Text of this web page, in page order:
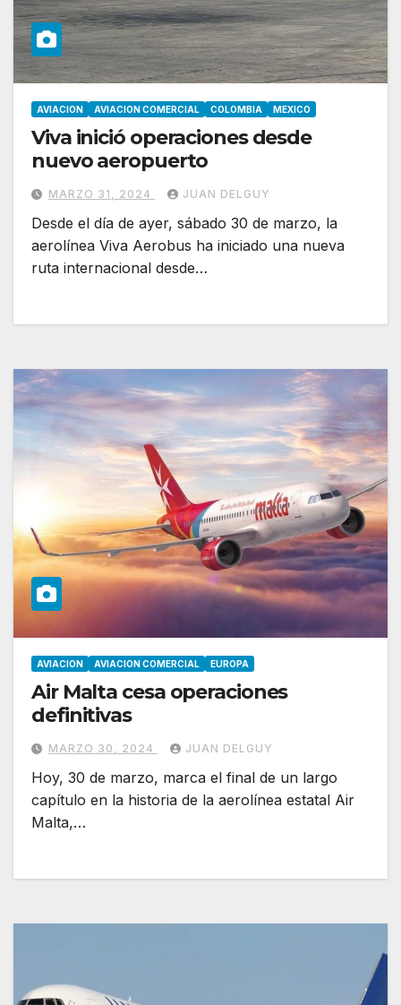
AVIACION AVIACION COMERCIAL COLOMBIA MEXICO
Viva inició operaciones desde
nuevo aeropuerto
MARZO 31, 2024 JUAN DELGUY
Desde el día de ayer, sábado 30 de marzo, la
aerolínea Viva Aerobus ha iniciado una nueva
ruta internacional desde…
AVIACION AVIACION COMERCIAL EUROPA
Air Malta cesa operaciones
definitivas
MARZO 30, 2024 JUAN DELGUY
Hoy, 30 de marzo, marca el final de un largo
capítulo en la historia de la aerolínea estatal Air
Malta,…